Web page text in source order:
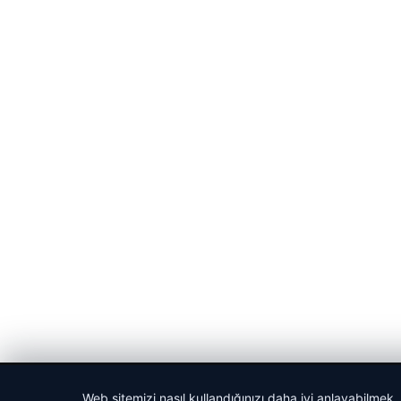
Web sitemizi nasıl kullandığınızı daha iyi